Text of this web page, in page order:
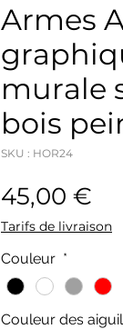
Armes
murale
bois
SKU : HOR24
45,00 €
Tarifs de livraison
Couleur *
Couleur des